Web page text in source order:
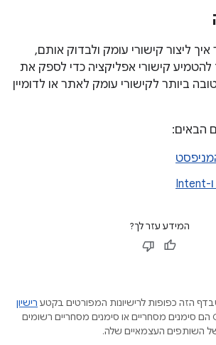
ליצור קישורי עומק ולבדוק אותם,
להטמיע קישורי אפליקציה כדי לספק את
ביותר לקישורי עומק לאתר או לדומיין
הבאים:
המידע עזר לך?
הזה כפופות לרישיונות המפורטים בקטע רישיון
.‏ Java ו-OpenJDK הם סימנים מסחריים או סימנים מסחריים רשומים